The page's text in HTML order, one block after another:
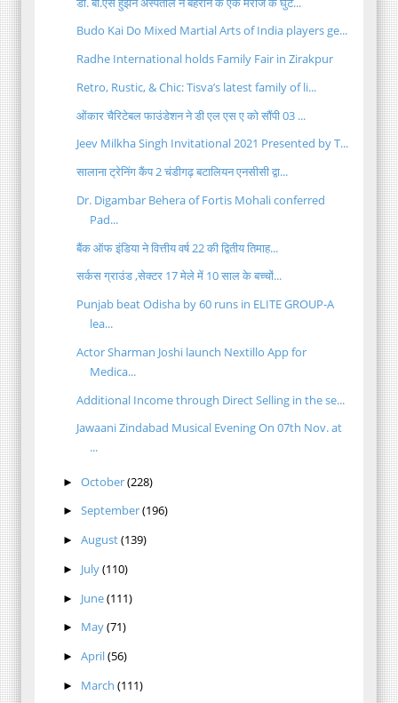
Budo Kai Do Mixed Martial Arts of India players ge...
Radhe International holds Family Fair in Zirakpur
Retro, Rustic, & Chic: Tisva’s latest family of li...
ओंकार चैरिटेबल फाउंडेशन ने डी एल एस ए को सौंपी 03 ...
Jeev Milkha Singh Invitational 2021 Presented by T...
सालाना ट्रेनिंग कैंप 2 चंडीगढ़ बटालियन एनसीसी द्वा...
Dr. Digambar Behera of Fortis Mohali conferred
Pad...
बैंक ऑफ इंडिया ने वित्तीय वर्ष 22 की द्वितीय तिमाह...
सर्कस ग्राउंड ,सेक्टर 17 मेले में 10 साल के बच्चों...
Punjab beat Odisha by 60 runs in ELITE GROUP-A
lea...
Actor Sharman Joshi launch Nextillo App for
Medica...
Additional Income through Direct Selling in the se...
Jawaani Zindabad Musical Evening On 07th Nov. at
...
► October(228)
► September(196)
► August(139)
► July(110)
► June(111)
► May(71)
► April(56)
► March (111)